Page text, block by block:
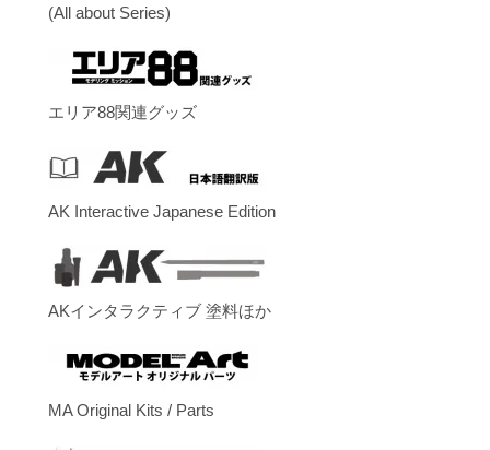
(All about Series)
エリア88関連グッズ
AK Interactive Japanese Edition
AKインタラクティブ 塗料ほか
MA Original Kits / Parts